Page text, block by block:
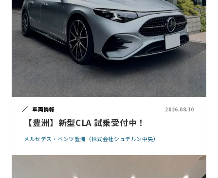
車両情報 2026.08.10
【豊洲】新型CLA 試乗受付中！
メルセデス・ベンツ豊洲（株式会社シュテルン中央）